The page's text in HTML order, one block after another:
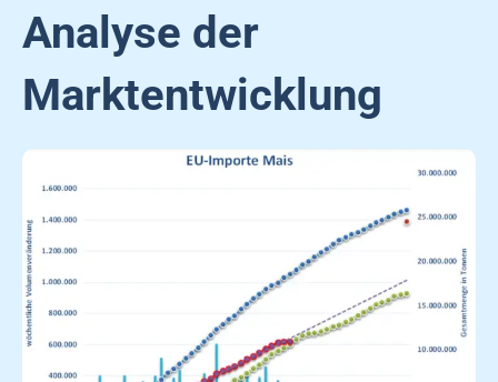
Analyse der
Marktentwicklung